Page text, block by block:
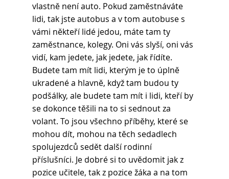
vlastně není auto. Pokud zaměstnáváte
lidi, tak jste autobus a v tom autobuse s
vámi někteří lidé jedou, máte tam ty
zaměstnance, kolegy. Oni vás slyší, oni vás
vidí, kam jedete, jak jedete, jak řídíte.
Budete tam mít lidi, kterým je to úplně
ukradené a hlavně, když tam budou ty
podšálky, ale budete tam mít i lidi, kteří by
se dokonce těšili na to si sednout za
volant. To jsou všechno příběhy, které se
mohou dít, mohou na těch sedadlech
spolujezdců sedět další rodinní
příslušníci. Je dobré si to uvědomit jak z
pozice učitele, tak z pozice žáka a na tom